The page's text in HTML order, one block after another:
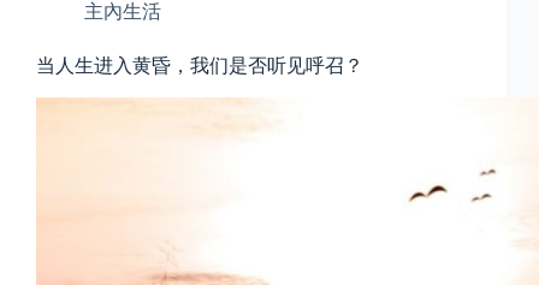
主內生活
当人生进入黄昏，我们是否听见呼召？